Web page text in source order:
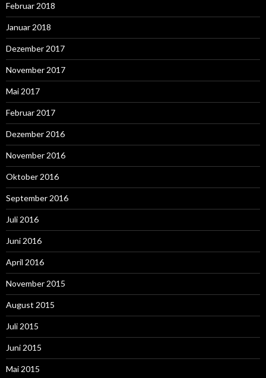
Februar 2018
Januar 2018
Dezember 2017
November 2017
Mai 2017
Februar 2017
Dezember 2016
November 2016
Oktober 2016
September 2016
Juli 2016
Juni 2016
April 2016
November 2015
August 2015
Juli 2015
Juni 2015
Mai 2015